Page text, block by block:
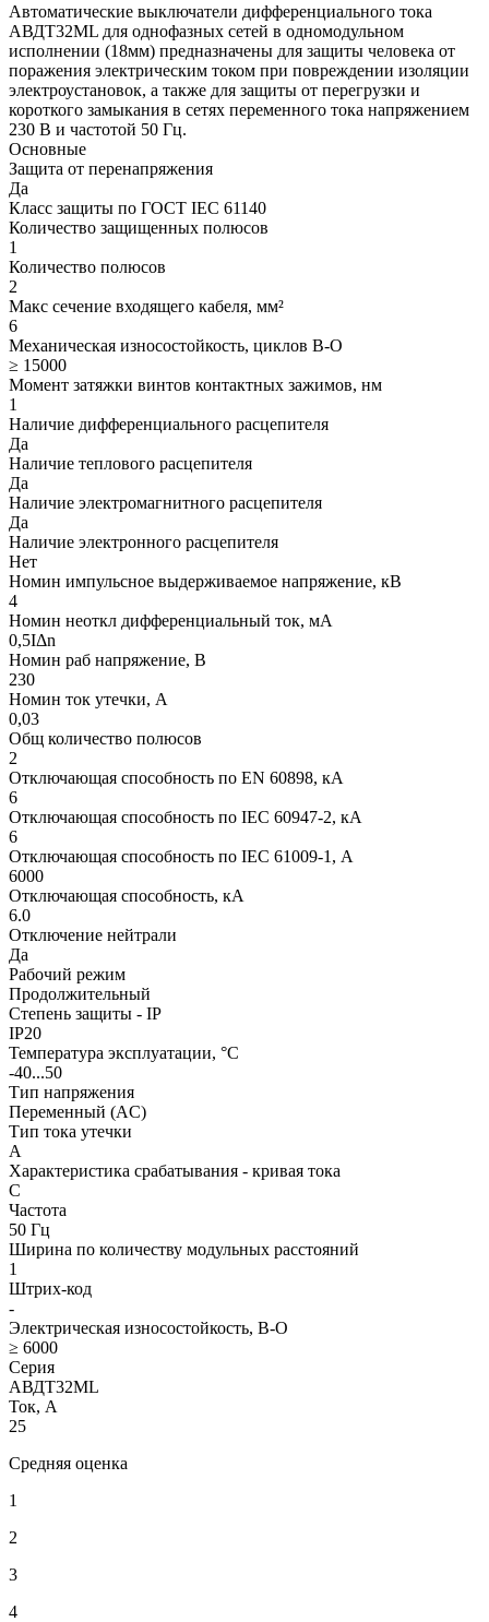
Автоматические выключатели дифференциального тока
АВДТ32МL для однофазных сетей в одномодульном
исполнении (18мм) предназначены для защиты человека от
поражения электрическим током при повреждении изоляции
электроустановок, а также для защиты от перегрузки и
короткого замыкания в сетях переменного тока напряжением
230 В и частотой 50 Гц.
Основные
Защита от перенапряжения
Да
Класс защиты по ГОСТ IEC 61140
Количество защищенных полюсов
1
Количество полюсов
2
Макс сечение входящего кабеля, мм²
6
Механическая износостойкость, циклов В-О
≥ 15000
Момент затяжки винтов контактных зажимов, нм
1
Наличие дифференциального расцепителя
Да
Наличие теплового расцепителя
Да
Наличие электромагнитного расцепителя
Да
Наличие электронного расцепителя
Нет
Номин импульсное выдерживаемое напряжение, кВ
4
Номин неоткл дифференциальный ток, мА
0,5IΔn
Номин раб напряжение, В
230
Номин ток утечки, А
0,03
Общ количество полюсов
2
Отключающая способность по EN 60898, кА
6
Отключающая способность по IEC 60947-2, кА
6
Отключающая способность по IEC 61009-1, А
6000
Отключающая способность, кА
6.0
Отключение нейтрали
Да
Рабочий режим
Продолжительный
Степень защиты - IP
IP20
Температура эксплуатации, °C
-40...50
Тип напряжения
Переменный (AC)
Тип тока утечки
A
Характеристика срабатывания - кривая тока
C
Частота
50 Гц
Ширина по количеству модульных расстояний
1
Штрих-код
-
Электрическая износостойкость, В-О
≥ 6000
Серия
АВДТ32ML
Ток, А
25
Средняя оценка
1
2
3
4